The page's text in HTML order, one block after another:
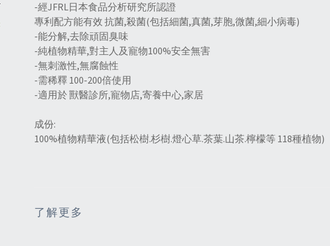
-經JFRL日本食品分析研究所認證
專利配方能有效 抗菌,殺菌(包括細菌,真菌,芽胞,微菌,細小病毒)
-能分解,去除頑固臭味
-純植物精華,對主人及寵物100%安全無害
-無刺激性,無腐蝕性
-需稀釋 100-200倍使用
-適用於 獸醫診所,寵物店,寄養中心,家居
成份:
100%植物精華液(包括松樹.杉樹.燈心草.茶葉.山茶.檸檬等 118種植物)
了解更多